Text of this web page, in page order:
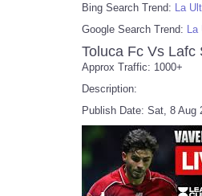
Bing Search Trend: La
Google Search Trend: La
Toluca Fc Vs Lafc
Approx Traffic: 1000+
Description:
Publish Date: Sat, 8 Aug